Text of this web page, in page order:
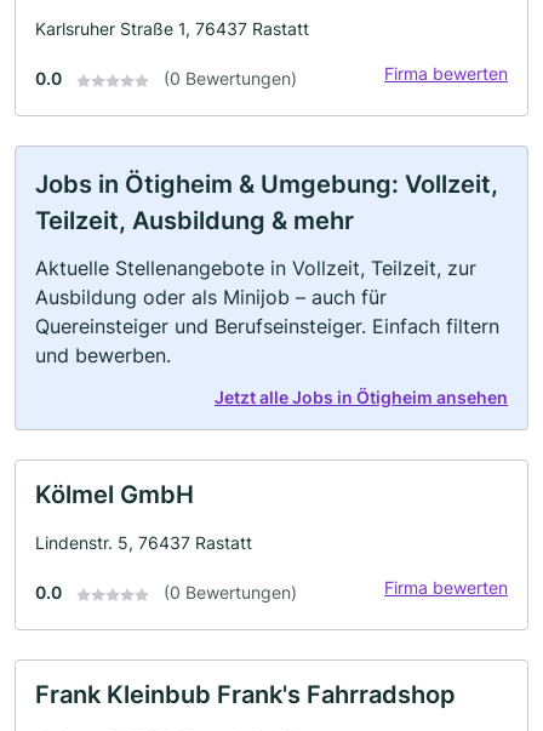
Karlsruher Straße 1, 76437 Rastatt
0.0 (0 Bewertungen) Firma bewerten
Jobs in Ötigheim & Umgebung: Vollzeit,
Teilzeit, Ausbildung & mehr
Aktuelle Stellenangebote in Vollzeit, Teilzeit, zur
Ausbildung oder als Minijob – auch für
Quereinsteiger und Berufseinsteiger. Einfach filtern
und bewerben.
Jetzt alle Jobs in Ötigheim ansehen
Kölmel GmbH
Lindenstr. 5, 76437 Rastatt
0.0 (0 Bewertungen) Firma bewerten
Frank Kleinbub Frank's Fahrradshop